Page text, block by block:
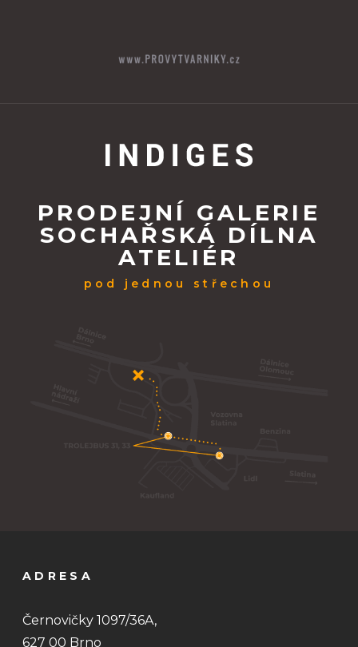
PRODEJNÍ GALERIE
SOCHAŘSKÁ DÍLNA
ATELIÉR
pod jednou střechou
ADRESA
Černovičky 1097/36A,
627 00 Brno